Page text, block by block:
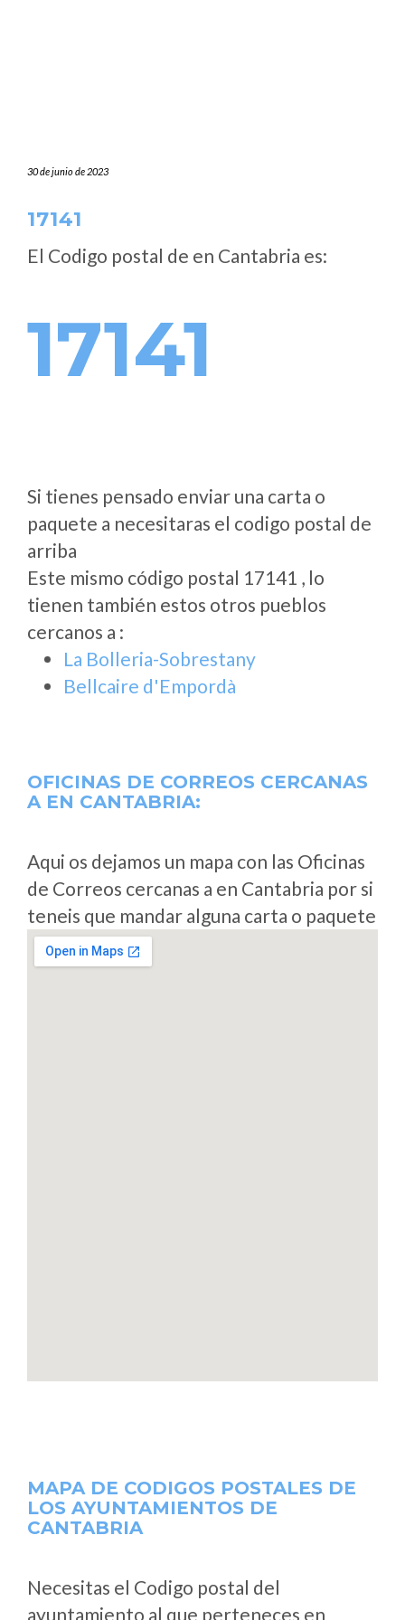
30 de junio de 2023
17141
El Codigo postal de en Cantabria es:
17141
Si tienes pensado enviar una carta o
paquete a necesitaras el codigo postal de
arriba
Este mismo código postal 17141 , lo
tienen también estos otros pueblos
cercanos a :
La Bolleria-Sobrestany
Bellcaire d'Empordà
OFICINAS DE CORREOS CERCANAS
A EN CANTABRIA:
Aqui os dejamos un mapa con las Oficinas
de Correos cercanas a en Cantabria por si
teneis que mandar alguna carta o paquete
MAPA DE CODIGOS POSTALES DE
LOS AYUNTAMIENTOS DE
CANTABRIA
Necesitas el Codigo postal del
ayuntamiento al que perteneces en